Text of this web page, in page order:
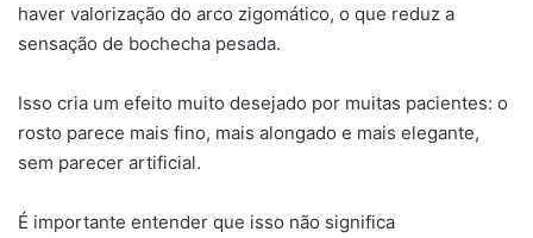
haver valorização do arco zigomático, o que reduz a
sensação de bochecha pesada.
Isso cria um efeito muito desejado por muitas pacientes: o
rosto parece mais fino, mais alongado e mais elegante,
sem parecer artificial.
É importante entender que isso não significa